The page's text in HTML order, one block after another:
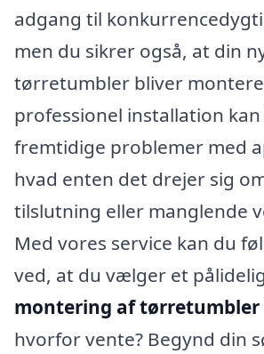
adgang til
men du sikrer også, at din
tørretumbler bliver
professionel installation
fremtidige problemer med
hvad enten det drejer sig
tilslutning eller manglende
Med vores service kan du
ved, at du vælger et
montering af tørretumbler
hvorfor vente? Begynd din